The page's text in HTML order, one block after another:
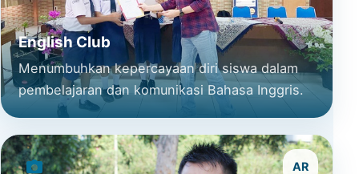
English Club
Menumbuhkan kepercayaan diri siswa dalam
pembelajaran dan komunikasi Bahasa Inggris.
AR